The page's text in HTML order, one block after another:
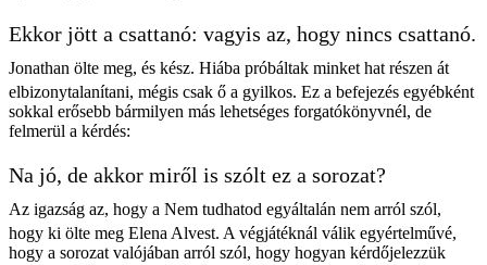
Ekkor jött a csattanó: vagyis az, hogy nincs csattanó.
Jonathan ölte meg, és kész. Hiába próbáltak minket hat részen át
elbizonytalanítani, mégis csak ő a gyilkos. Ez a befejezés egyébként
sokkal erősebb bármilyen más lehetséges forgatókönyvnél, de
felmerül a kérdés:
Na jó, de akkor miről is szólt ez a sorozat?
Az igazság az, hogy a Nem tudhatod egyáltalán nem arról szól,
hogy ki ölte meg Elena Alvest. A végjátéknál válik egyértelművé,
hogy a sorozat valójában arról szól, hogy hogyan kérdőjelezzük